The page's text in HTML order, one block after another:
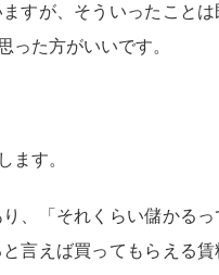
すが、そういったこと
った方がいいです。
ます。
、
「それくらい儲かる
と言えば買ってもらえる